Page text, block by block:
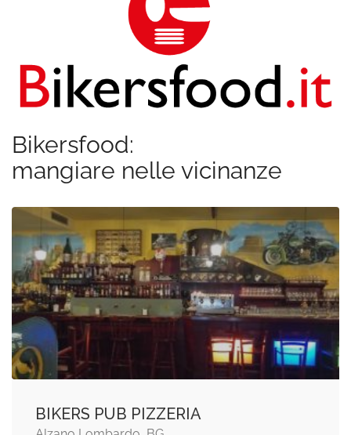
Bikersfood:
mangiare nelle vicinanze
BIKERS PUB PIZZERIA